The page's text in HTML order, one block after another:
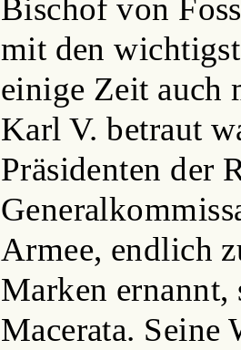
Bischof von
mit den
einige Zeit auch
Karl V. betraut
Präsidenten der
Armee, endlich
Marken ernannt,
Macerata. Seine